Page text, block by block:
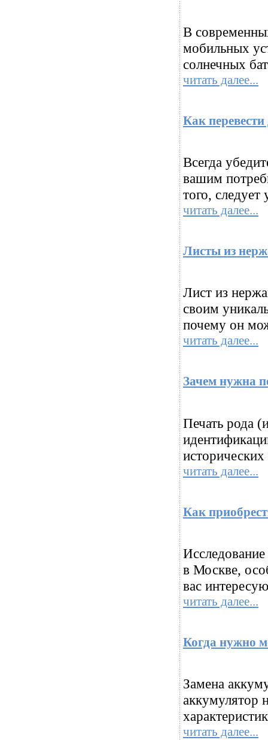
В
мобильных
солнечных
читать далее...
Как
Всегда
вашим
того,
читать далее...
Листы из
Лист из
своим
почему он
читать далее...
Зачем нужна
Печать рода
читать далее...
Как
в Москве,
вас
читать далее...
Когда нужно
Замена
аккумулятор
читать далее...